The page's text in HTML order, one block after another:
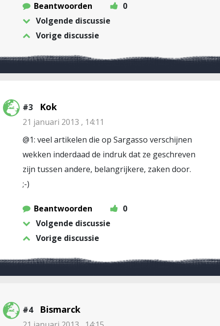
Beantwoorden
0
Volgende discussie
Vorige discussie
#3 Kok
21 januari 2013 , 14:11
@1: veel artikelen die op Sargasso verschijnen
wekken inderdaad de indruk dat ze geschreven
zijn tussen andere, belangrijkere, zaken door.
;-)
Beantwoorden
0
Volgende discussie
Vorige discussie
#4 Bismarck